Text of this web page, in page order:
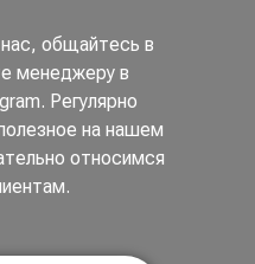
общайтесь в
менеджеру в
Регулярно
на нашем
относимся